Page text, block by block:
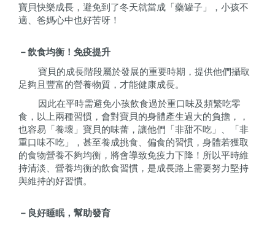
寶貝快樂成長，避免到了冬天就當成「藥罐子」，小孩不
適、爸媽心中也好苦呀！
－飲食均衡！免疫提升
寶貝的成長階段屬於發展的重要時期，提供他們攝取
足夠且豐富的營養物質，才能健康成長。
因此在平時需避免小孩飲食過於重口味及頻繁吃零
食，以上兩種習慣，會對寶貝的身體產生過大的負擔，，
也容易「養壞」寶貝的味蕾，讓他們「非甜不吃」、「非
重口味不吃」，甚至養成挑食、偏食的習慣，身體若獲取
的食物營養不夠均衡，將會導致免疫力下降！所以平時維
持清淡、營養均衡的飲食習慣，是成長路上需要努力堅持
與維持的好習慣。
－良好睡眠，幫助發育